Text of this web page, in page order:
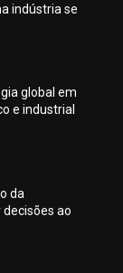
indústria se
global em
e industrial
da
ao